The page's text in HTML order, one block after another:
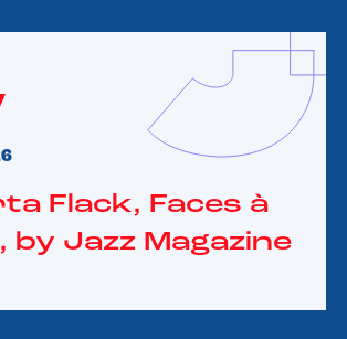
Flack, Faces à
by Jazz Magazine